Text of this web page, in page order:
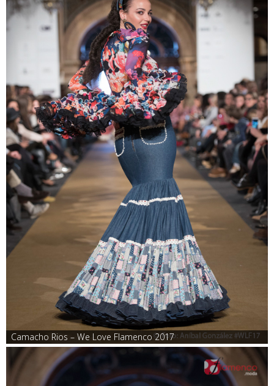
Camacho Rios – We Love Flamenco 2017